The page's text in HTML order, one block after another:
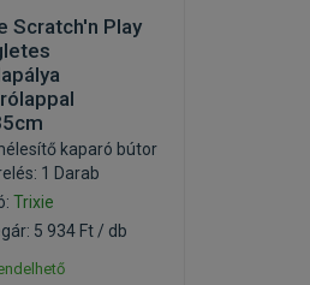
Scratch'n Play
kaparó bútor
1 Darab
Trixie
5 934 Ft / db